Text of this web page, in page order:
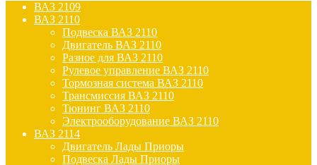
ВАЗ 2109
ВАЗ 2110
Подвеска ВАЗ 2110
Двигатель ВАЗ 2110
Разное для ВАЗ 2110
Рулевое управление ВАЗ 2110
Тормозная система ВАЗ 2110
Трансмиссия ВАЗ 2110
Тюнинг ВАЗ 2110
Электрооборудование ВАЗ 2110
ВАЗ 2114
Двигатель Лады Приоры
Подвеска Лады Приоры